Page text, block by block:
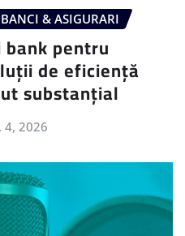
BANCI & ASIGURARI
pentru
de eficiență
substanțial
4, 2026